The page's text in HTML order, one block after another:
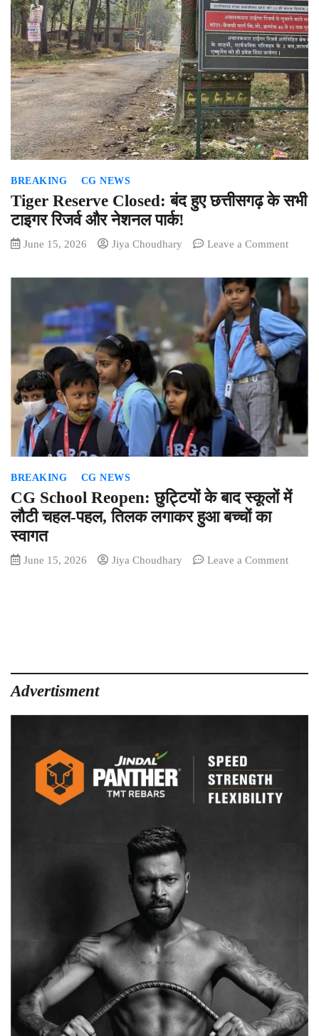
BREAKING CG NEWS
Tiger Reserve Closed: बंद हुए छत्तीसगढ़ के सभी
टाइगर रिजर्व और नेशनल पार्क!
June 15, 2026 Jiya Choudhary Leave a Commenton
बंद
हुए
के
सभी
टाइगर
और
नेशनल
पार्क!
BREAKING CG NEWS
CG School Reopen: छुट्टियों के बाद स्कूलों में
लौटी चहल-पहल, तिलक लगाकर हुआ बच्चों का
स्वागत
June 15, 2026 Jiya Choudhary Leave a Commenton
चहल-
Advertisment